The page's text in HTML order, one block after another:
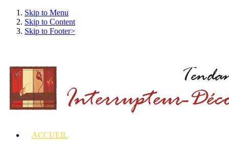
Skip to Menu
Skip to Content
Skip to Footer>
ACCUEIL